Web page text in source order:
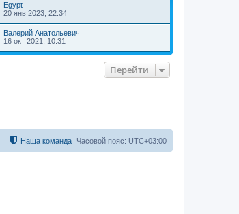
Egypt
20 янв 2023, 22:34
Валерий Анатольевич
16 окт 2021, 10:31
Перейти
Часовой пояс: UTC+03:00
Наша команда